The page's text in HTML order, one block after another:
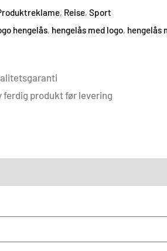
, Reise, Sport
hengelås, hengelås med logo, hengelås
ferdig produkt før levering